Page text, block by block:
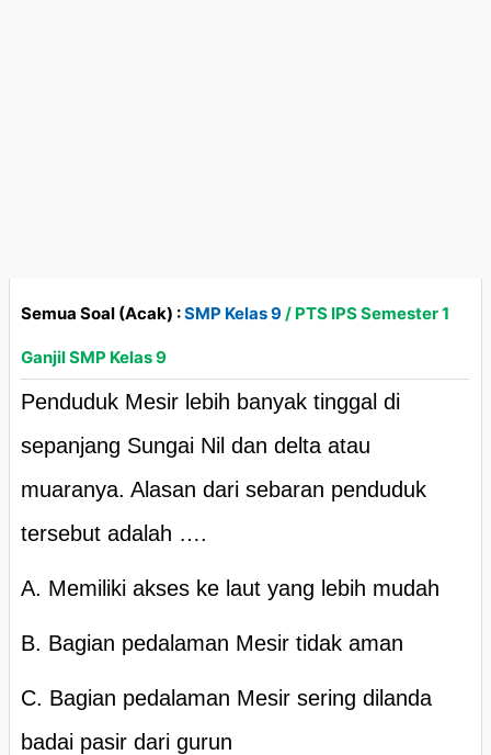
Semua Soal (Acak) :SMP Kelas 9/ PTS IPS Semester 1
Ganjil SMP Kelas 9
Penduduk Mesir lebih banyak tinggal di
sepanjang Sungai Nil dan delta atau
muaranya. Alasan dari sebaran penduduk
tersebut adalah ….
A. Memiliki akses ke laut yang lebih mudah
B. Bagian pedalaman Mesir tidak aman
C. Bagian pedalaman Mesir sering dilanda
badai pasir dari gurun